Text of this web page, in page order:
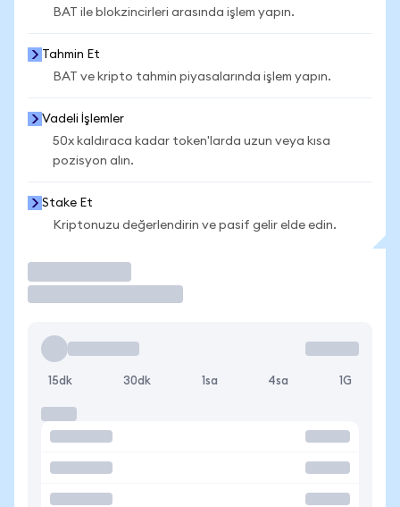
BAT ile blokzincirleri arasında işlem yapın.
Tahmin Et
BAT ve kripto tahmin piyasalarında işlem yapın.
Vadeli İşlemler
50x kaldıraca kadar token'larda uzun veya kısa
pozisyon alın.
Stake Et
Kriptonuzu değerlendirin ve pasif gelir elde edin.
15dk 30dk 1sa 4sa 1G